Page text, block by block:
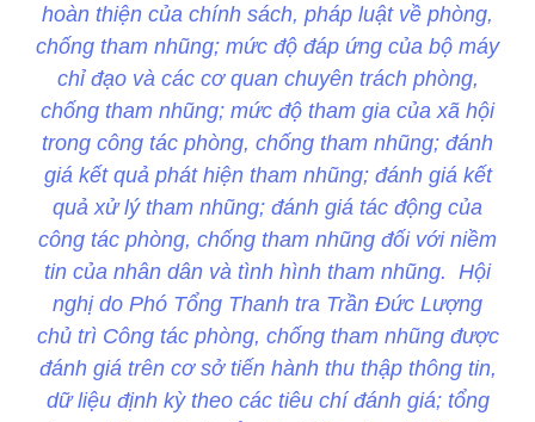
hoàn thiện của chính sách, pháp luật về phòng,
chống tham nhũng; mức độ đáp ứng của bộ máy
chỉ đạo và các cơ quan chuyên trách phòng,
chống tham nhũng; mức độ tham gia của xã hội
trong công tác phòng, chống tham nhũng; đánh
giá kết quả phát hiện tham nhũng; đánh giá kết
quả xử lý tham nhũng; đánh giá tác động của
công tác phòng, chống tham nhũng đối với niềm
tin của nhân dân và tình hình tham nhũng. Hội
nghị do Phó Tổng Thanh tra Trần Đức Lượng
chủ trì Công tác phòng, chống tham nhũng được
đánh giá trên cơ sở tiến hành thu thập thông tin,
dữ liệu định kỳ theo các tiêu chí đánh giá; tổng